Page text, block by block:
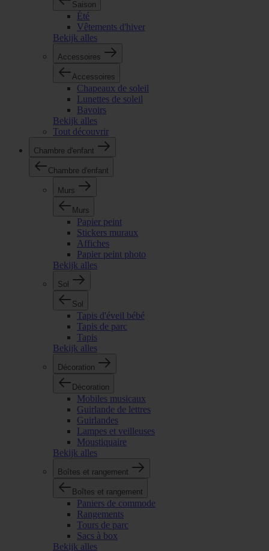
Saison
Été
Vêtements d'hiver
Bekijk alles
Accessoires
Accessoires
Chapeaux de soleil
Lunettes de soleil
Bavoirs
Bekijk alles
Tout découvrir
Chambre d'enfant
Chambre d'enfant
Murs
Murs
Papier peint
Stickers muraux
Affiches
Papier peint photo
Bekijk alles
Sol
Sol
Tapis d'éveil bébé
Tapis de parc
Tapis
Bekijk alles
Décoration
Décoration
Mobiles musicaux
Guirlande de lettres
Guirlandes
Lampes et veilleuses
Moustiquaire
Bekijk alles
Boîtes et rangement
Boîtes et rangement
Paniers de commode
Rangements
Tours de parc
Sacs à box
Bekijk alles